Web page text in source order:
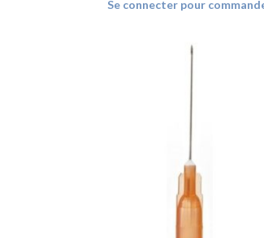
Se connecter pour